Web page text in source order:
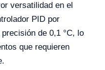
versatilidad en el
PID por
de 0,1 °C, lo
que requieren